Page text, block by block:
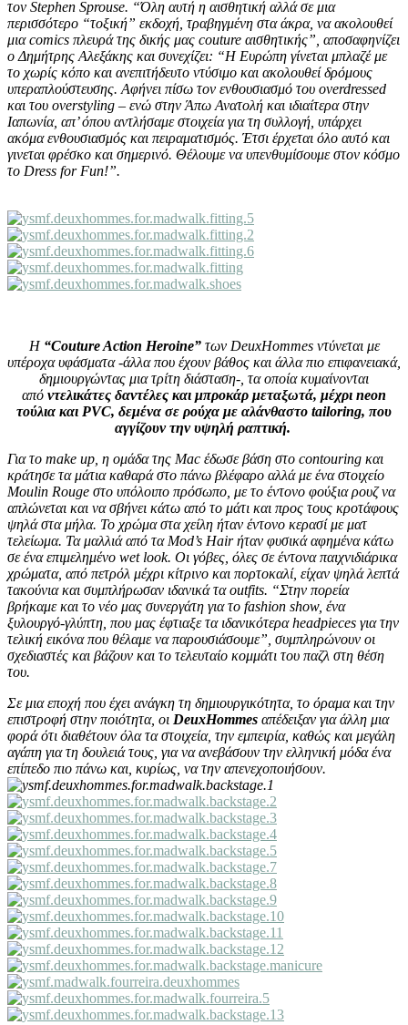
τον Stephen Sprouse. “Όλη αυτή η αισθητική αλλά σε μια
περισσότερο “τοξική” εκδοχή, τραβηγμένη στα άκρα, να ακολουθεί
μια comics πλευρά της δικής μας couture αισθητικής”, αποσαφηνίζει
ο Δημήτρης Αλεξάκης και συνεχίζει: “Η Ευρώπη γίνεται μπλαζέ με
το χωρίς κόπο και ανεπιτήδευτο ντύσιμο και ακολουθεί δρόμους
υπεραπλούστευσης. Αφήνει πίσω τον ενθουσιασμό του overdressed
και του overstyling – ενώ στην Άπω Ανατολή και ιδιαίτερα στην
Ιαπωνία, απ’ όπου αντλήσαμε στοιχεία για τη συλλογή, υπάρχει
ακόμα ενθουσιασμός και πειραματισμός. Έτσι έρχεται όλο αυτό και
γινεται φρέσκο και σημερινό. Θέλουμε να υπενθυμίσουμε στον κόσμο
το Dress for Fun!”.
Η “Couture Action Heroine”των DeuxHommes ντύνεται με
υπέροχα υφάσματα -άλλα που έχουν βάθος και άλλα πιο επιφανειακά,
δημιουργώντας μια τρίτη διάσταση-, τα οποία κυμαίνονται
από ντελικάτες δαντέλες και μπροκάρ μεταξωτά, μέχρι neon
τούλια και PVC, δεμένα σε ρούχα με αλάνθαστο tailoring, που
αγγίζουν την υψηλή ραπτική.
Για το make up, η ομάδα της Mac έδωσε βάση στο contouring και
κράτησε τα μάτια καθαρά στο πάνω βλέφαρο αλλά με ένα στοιχείο
Moulin Rouge στο υπόλοιπο πρόσωπο, με το έντονο φούξια ρουζ να
απλώνεται και να σβήνει κάτω από το μάτι και προς τους κροτάφους
ψηλά στα μήλα. Το χρώμα στα χείλη ήταν έντονο κερασί με ματ
τελείωμα. Τα μαλλιά από τα Mod’s Hair ήταν φυσικά αφημένα κάτω
σε ένα επιμελημένο wet look. Οι γόβες, όλες σε έντονα παιχνιδιάρικα
χρώματα, από πετρόλ μέχρι κίτρινο και πορτοκαλί, είχαν ψηλά λεπτά
τακούνια και συμπλήρωσαν ιδανικά τα outfits. “Στην πορεία
βρήκαμε και το νέο μας συνεργάτη για το fashion show, ένα
ξυλουργό-γλύπτη, που μας έφτιαξε τα ιδανικότερα headpieces για την
τελική εικόνα που θέλαμε να παρουσιάσουμε”, συμπληρώνουν οι
σχεδιαστές και βάζουν και το τελευταίο κομμάτι του παζλ στη θέση
του.
Σε μια εποχή που έχει ανάγκη τη δημιουργικότητα, το όραμα και την
επιστροφή στην ποιότητα, οι DeuxHommes απέδειξαν για άλλη μια
φορά ότι διαθέτουν όλα τα στοιχεία, την εμπειρία, καθώς και μεγάλη
αγάπη για τη δουλειά τους, για να ανεβάσουν την ελληνική μόδα ένα
επίπεδο πιο πάνω και, κυρίως, να την απενεχοποιήσουν.